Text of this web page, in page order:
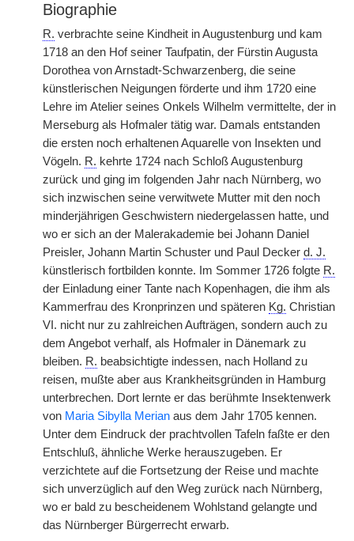
Biographie
R. verbrachte seine Kindheit in Augustenburg und kam
1718 an den Hof seiner Taufpatin, der Fürstin Augusta
Dorothea von Arnstadt-Schwarzenberg, die seine
künstlerischen Neigungen förderte und ihm 1720 eine
Lehre im Atelier seines Onkels Wilhelm vermittelte, der in
Merseburg als Hofmaler tätig war. Damals entstanden
die ersten noch erhaltenen Aquarelle von Insekten und
Vögeln. R. kehrte 1724 nach Schloß Augustenburg
zurück und ging im folgenden Jahr nach Nürnberg, wo
sich inzwischen seine verwitwete Mutter mit den noch
minderjährigen Geschwistern niedergelassen hatte, und
wo er sich an der Malerakademie bei Johann Daniel
Preisler, Johann Martin Schuster und Paul Decker d. J.
künstlerisch fortbilden konnte. Im Sommer 1726 folgte R.
der Einladung einer Tante nach Kopenhagen, die ihm als
Kammerfrau des Kronprinzen und späteren Kg. Christian
VI. nicht nur zu zahlreichen Aufträgen, sondern auch zu
dem Angebot verhalf, als Hofmaler in Dänemark zu
bleiben. R. beabsichtigte indessen, nach Holland zu
reisen, mußte aber aus Krankheitsgründen in Hamburg
unterbrechen. Dort lernte er das berühmte Insektenwerk
von Maria Sibylla Merian aus dem Jahr 1705 kennen.
Unter dem Eindruck der prachtvollen Tafeln faßte er den
Entschluß, ähnliche Werke herauszugeben. Er
verzichtete auf die Fortsetzung der Reise und machte
sich unverzüglich auf den Weg zurück nach Nürnberg,
wo er bald zu bescheidenem Wohlstand gelangte und
das Nürnberger Bürgerrecht erwarb.